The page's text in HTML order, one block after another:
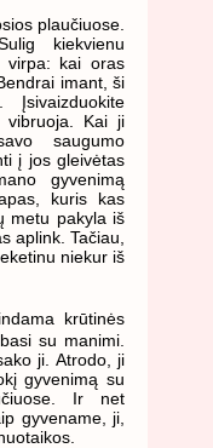
plaučiuose.
kiekvienu
virpa: kai oras
imant, ši
vibruoja. Kai ji
saugumo
į jos gleivėtas
gyvenimą
kuris kas
metu pakyla iš
aplink. Tačiau,
niekur iš
krūtinės
su manimi.
ji. Atrodo, ji
gyvenimą su
Ir net
gyvename, ji,